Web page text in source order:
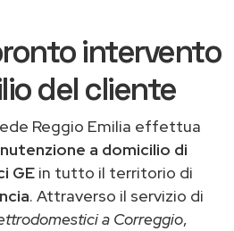
intervento
del cliente
Reggio Emilia effettua
a domicilio di
GE in tutto il territorio di
. Attraverso il servizio di
a Correggio,